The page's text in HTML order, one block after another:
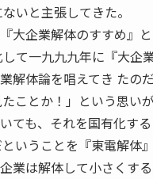
いと主張してきた。
大企業解体のすすめ』
て一九九九年に『大企
解体論を唱えてき た
ことか！」という思いが
ても、それを国有化す
いうことを『東電解体
業は解体して小さく